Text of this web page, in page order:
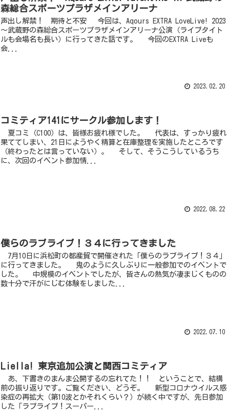
森総合スポーツプラザメインアリーナ
声出し解禁！ 期待と不安 今回は、Aqours EXTRA LoveLive! 2023
〜武蔵野の森総合スポーツプラザメインアリーナ公演（ライブタイト
ルも会場名も長い）に行ってきた話です。 今回のEXTRA Liveも
会...
2023.02.20
コミティア141にサークル参加します！
夏コミ（C100）は、皆様お疲れ様でした。 代表は、すっかり疲れ
果ててしまい、21日にようやく精算と在庫整理を実施したところです
（終わったとは言っていない）。 そして、そうこうしているうち
に、次回のイベント参加情...
2022.08.22
僕らのラブライブ！３４に行ってきました
7月10日に浜松町の都産貿で開催された「僕らのラブライブ！３４」
に行ってきました。 鬼のように久しぶりに一般参加でのイベントで
した。 中規模のイベントでしたが、皆さんの熱気が凄まじくものの
数十分で汗がにじむ体験をしました...
2022.07.10
Liella! 東京追加公演と関西コミティア
あ、下書きのまんま公開するの忘れてた！！ ということで、結構
前の振り返りです。ご覧ください、どうぞ。 新型コロナウイルス感
染症の再拡大（第10波とかそれくらい？）が続く中ですが、先日参加
した「ラブライブ！スーパー...